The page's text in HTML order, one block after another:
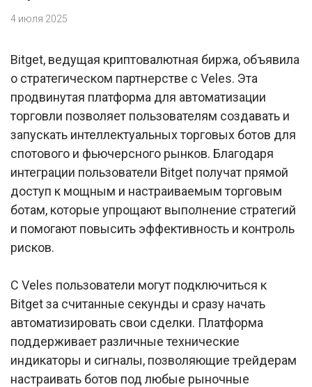
4 июля 2025
Bitget, ведущая криптовалютная биржа, объявила
о стратегическом партнерстве с Veles. Эта
продвинутая платформа для автоматизации
торговли позволяет пользователям создавать и
запускать интеллектуальных торговых ботов для
спотового и фьючерсного рынков. Благодаря
интеграции пользователи Bitget получат прямой
доступ к мощным и настраиваемым торговым
ботам, которые упрощают выполнение стратегий
и помогают повысить эффективность и контроль
рисков.
С Veles пользователи могут подключиться к
Bitget за считанные секунды и сразу начать
автоматизировать свои сделки. Платформа
поддерживает различные технические
индикаторы и сигналы, позволяющие трейдерам
настраивать ботов под любые рыночные